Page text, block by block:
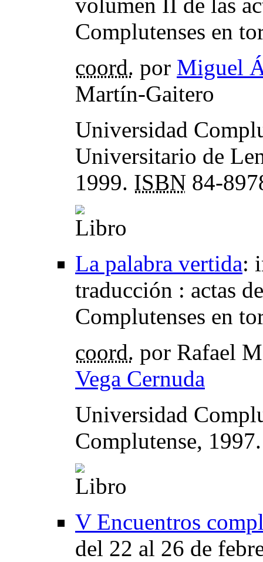
volumen II de las
Complutenses en
coord. por Miguel
Martín-Gaitero
Universidad
Universitario de
1999. ISBN 84-
La palabra vertida:
traducción : actas
Complutenses en
coord. por Rafael
Vega Cernuda
Universidad
Complutense,
V Encuentros
del 22 al 26 de